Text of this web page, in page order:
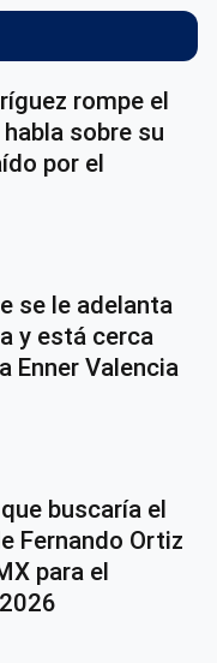
rompe el
sobre su
por el
se le adelanta
y está cerca
Enner Valencia
buscaría el
Fernando Ortiz
para el